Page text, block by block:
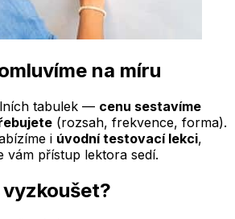
na míru
tabulek — cenu sestavíme
(rozsah, frekvence, forma).
i úvodní testovací lekci,
vám přístup lektora sedí.